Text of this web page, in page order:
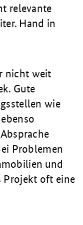
relevante
Hand in
nicht weit
Gute
wie
Problemen
und
Projekt oft eine